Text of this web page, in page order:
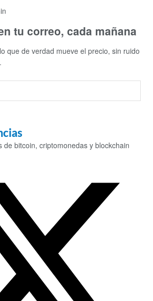
tu correo, cada mañana
que de verdad mueve el precio, sin ruido
de bitcoin, criptomonedas y blockchain